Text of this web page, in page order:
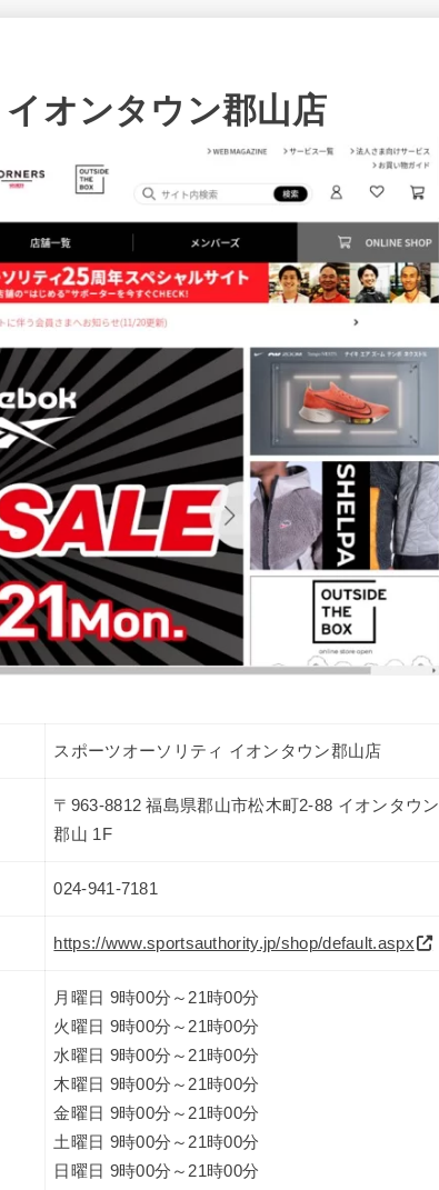
オンタウン郡山店
スポーツオーソリティ イオンタウン郡山店
〒963-8812 福島県郡山市松木町2-88 イオンタウン
郡山 1F
024-941-7181
https://www.sportsauthority.jp/shop/default.aspx
月曜日 9時00分～21時00分
火曜日 9時00分～21時00分
水曜日 9時00分～21時00分
木曜日 9時00分～21時00分
金曜日 9時00分～21時00分
土曜日 9時00分～21時00分
日曜日 9時00分～21時00分